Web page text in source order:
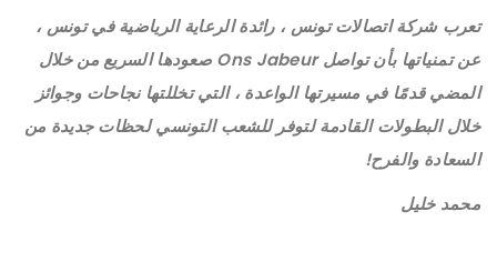
تعرب شركة اتصالات تونس ، رائدة الرعاية الرياضية في تونس ،
عن تمنياتها بأن تواصل Ons Jabeur صعودها السريع من خلال
المضي قدمًا في مسيرتها الواعدة ، التي تخللتها نجاحات وجوائز
خلال البطولات القادمة لتوفر للشعب التونسي لحظات جديدة من
السعادة والفرح!
محمد خليل